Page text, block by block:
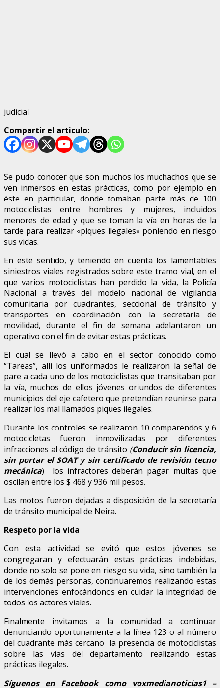
judicial
Compartir el articulo:
Se pudo conocer que son muchos los muchachos que se
ven inmersos en estas prácticas, como por ejemplo en
éste en particular, donde tomaban parte más de 100
motociclistas entre hombres y mujeres, incluidos
menores de edad y que se toman la vía en horas de la
tarde para realizar «piques ilegales» poniendo en riesgo
sus vidas.
En este sentido, y teniendo en cuenta los lamentables
siniestros viales registrados sobre este tramo vial, en el
que varios motociclistas han perdido la vida, la Policía
Nacional a través del modelo nacional de vigilancia
comunitaria por cuadrantes, seccional de tránsito y
transportes en coordinación con la secretaría de
movilidad, durante el fin de semana adelantaron un
operativo con el fin de evitar estas prácticas.
El cual se llevó a cabo en el sector conocido como
“Tareas”, allí los uniformados le realizaron la señal de
pare a cada uno de los motociclistas que transitaban por
la vía, muchos de ellos jóvenes oriundos de diferentes
municipios del eje cafetero que pretendían reunirse para
realizar los mal llamados piques ilegales.
Durante los controles se realizaron 10 comparendos y 6
motocicletas fueron inmovilizadas por diferentes
infracciones al código de tránsito (Conducir sin licencia,
sin portar el SOAT y sin certificado de revisión tecno
mecánica) los infractores deberán pagar multas que
oscilan entre los $ 468 y 936 mil pesos.
Las motos fueron dejadas a disposición de la secretaría
de tránsito municipal de Neira.
Respeto por la vida
Con esta actividad se evitó que estos jóvenes se
congregaran y efectuarán estas prácticas indebidas,
donde no solo se pone en riesgo su vida, sino también la
de los demás personas, continuaremos realizando estas
intervenciones enfocándonos en cuidar la integridad de
todos los actores viales.
Finalmente invitamos a la comunidad a continuar
denunciando oportunamente a la línea 123 o al número
del cuadrante más cercano la presencia de motociclistas
sobre las vías del departamento realizando estas
prácticas ilegales.
Síguenos en Facebook como voxmedianoticias1 –